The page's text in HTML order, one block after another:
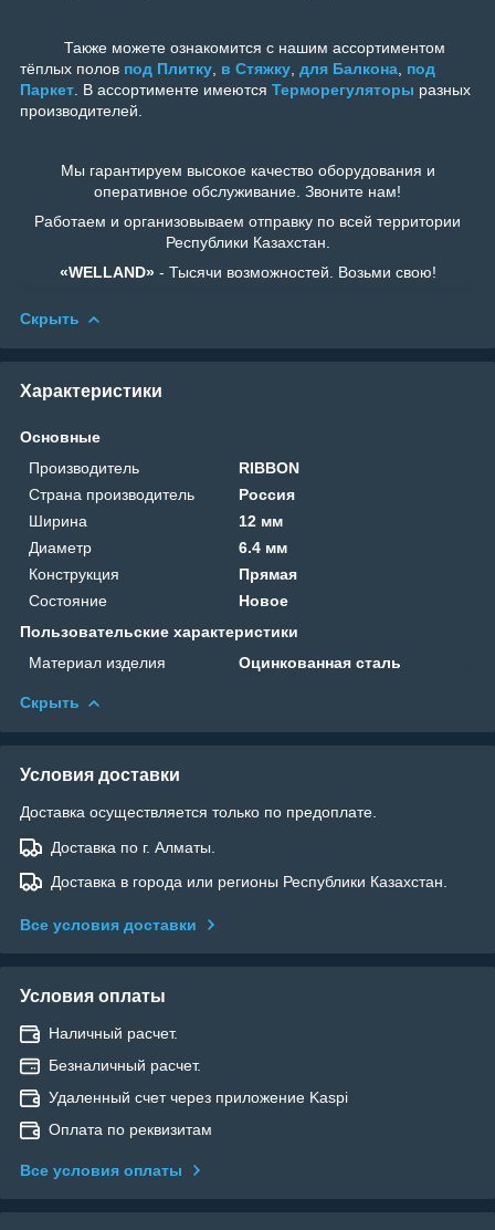
Также можете ознакомится с нашим ассортиментом
тёплых полов под Плитку в Стяжку для Балкона под
Паркет . В ассортименте имеются Терморегуляторы разных
производителей.
Мы гарантируем высокое качество оборудования и
оперативное обслуживание. Звоните нам!
Работаем и организовываем отправку по всей территории
Республики Казахстан.
«WELLAND»- Тысячи возможностей. Возьми свою!
Скрыть
Характеристики
Основные
Производитель
RIBBON
Страна производитель
Россия
Ширина
12 мм
Диаметр
6.4 мм
Конструкция
Прямая
Состояние
Новое
Пользовательские характеристики
Материал изделия
Оцинкованная сталь
Скрыть
Условия доставки
Доставка осуществляется только по предоплате.
Доставка по г. Алматы.
Доставка в города или регионы Республики Казахстан.
Все условия доставки
Условия оплаты
Наличный расчет.
Безналичный расчет.
Удаленный счет через приложение Kaspi
Оплата по реквизитам
Все условия оплаты